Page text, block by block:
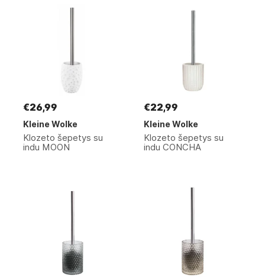
€26,99
Kleine Wolke
Klozeto šepetys su
indu MOON
€22,99
Kleine Wolke
Klozeto šepetys su
indu CONCHA